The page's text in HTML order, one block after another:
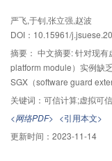
Meek流量进行识别，通过
算法识别准确率和召回率
建实验数据采集平台并采
长度大于40个包Tor-Meek
较高的识别效率。实验结
通信的快速识别，而基于
严飞,于钊,张立强,赵波
DOI：10.15961/
摘要： 中文摘要: 针对现
platform module）实例缺
SGX（software guard
vTSE。该方案利用SGX技
放入SGX提供的安全隔离
有的基于可信区身份的密
验证明了本方案能够在
整性，同时实现vTPM实
关键词： 可信计算;虚拟可
<网络PDF> <引用本文>
更新时间： 2023-11-14